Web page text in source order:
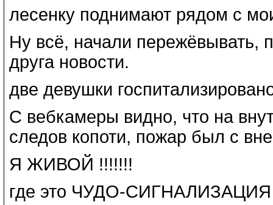
лесенку поднимают рядом с
Ну всё, начали пережёвывать,
друга новости.
две девушки
С вебкамеры видно, что на
следов копоти, пожар был с
Я ЖИВОЙ !!!!!!!
где это ЧУДО-